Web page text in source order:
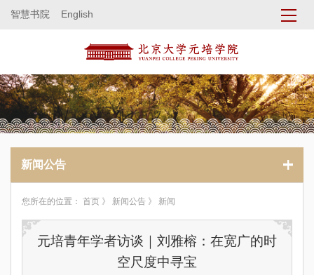
智慧书院 English
新闻公告
您所在的位置： 首页 》 新闻公告 》 新闻
元培青年学者访谈｜刘雅榕：在宽广的时
空尺度中寻宝